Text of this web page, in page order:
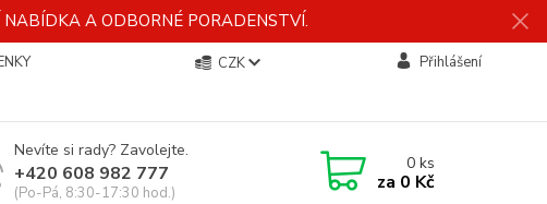
NABÍDKA A ODBORNÉ PORADENSTVÍ.
CZK Přihlášení
Nevíte si rady? Zavolejte.
+420 608 982 777
(Po-Pá, 8:30-17:30 hod.)
0ks
za 0 Kč